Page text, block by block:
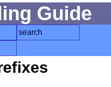
Guide
search